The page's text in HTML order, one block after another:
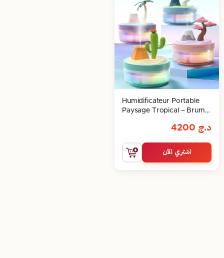
Humidificateur Portable
Paysage Tropical – Brume
د.ج
اشتري الآن